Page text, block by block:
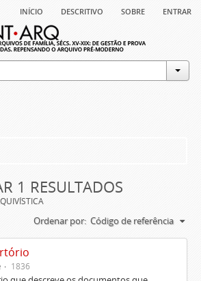
início descritivo sobre entrar
1 RESULTADOS
Ordenar por: Código de referência
1836